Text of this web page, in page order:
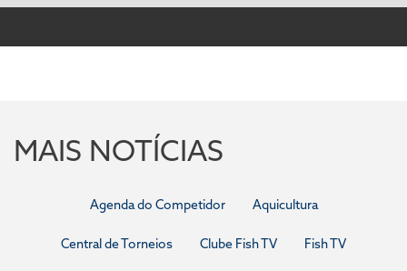
MAIS NOTÍCIAS
Agenda do Competidor Aquicultura
Central de Torneios Clube Fish TV Fish TV